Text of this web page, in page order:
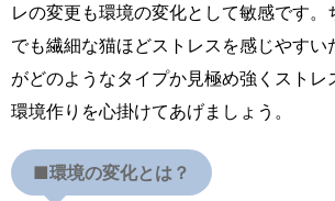
レの変更も環境の変化として敏感です。
でも繊細な猫ほどストレスを感じやすい
がどのようなタイプか見極め強くストレ
環境作りを心掛けてあげましょう。
■環境の変化とは？